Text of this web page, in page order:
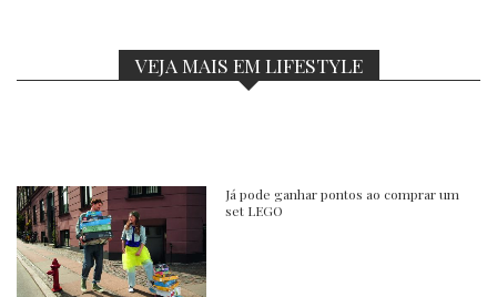
VEJA MAIS EM LIFESTYLE
Já pode ganhar pontos ao comprar um
set LEGO